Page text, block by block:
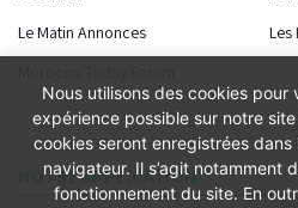
Le Matin Annonces
Les
NOTRE APPLICATION
Nous utilisons des cookies pour
expérience possible sur notre
cookies seront enregistrées
navigateur. Il s’agit notamment
fonctionnement du site. En